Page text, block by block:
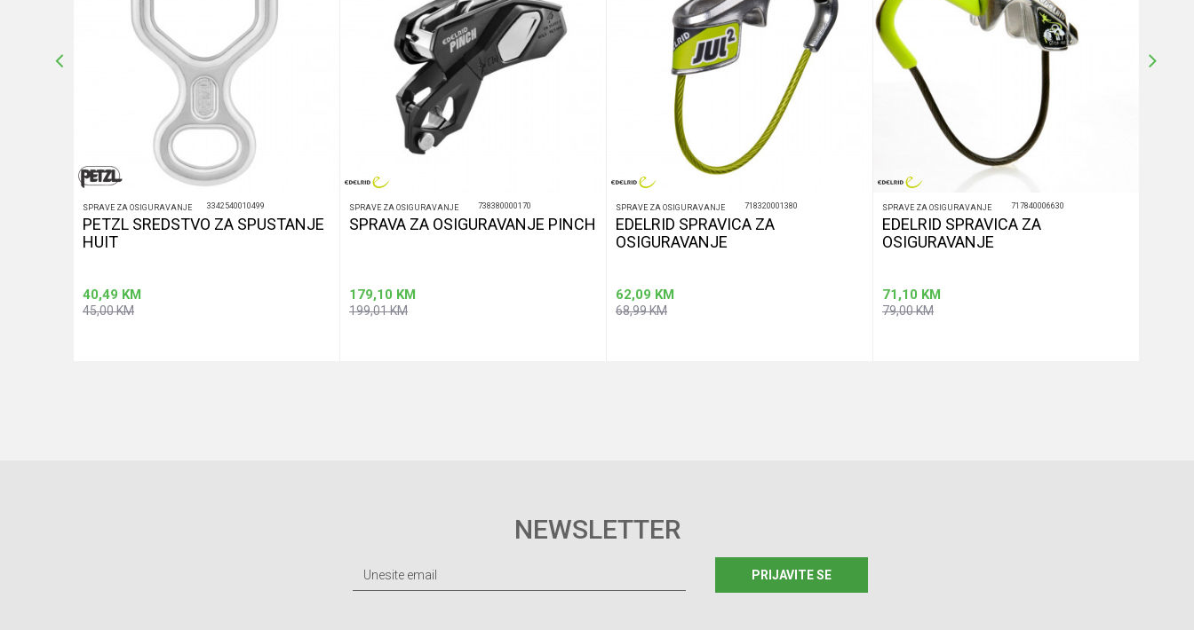
SPRAVE ZA OSIGURAVANJE 3342540010499
PETZL SREDSTVO ZA SPUSTANJE
HUIT
40,49 KM
45,00KM
SPRAVE ZA OSIGURAVANJE 738380000170
SPRAVA ZA OSIGURAVANJE PINCH
179,10 KM
199,01KM
SPRAVE ZA OSIGURAVANJE 718320001380
EDELRID SPRAVICA ZA
OSIGURAVANJE
62,09 KM
68,99KM
SPRAVE ZA OSIGURAVANJE 717840006630
EDELRID SPRAVICA ZA
OSIGURAVANJE
71,10 KM
79,00KM
NEWSLETTER
PRIJAVITE SE